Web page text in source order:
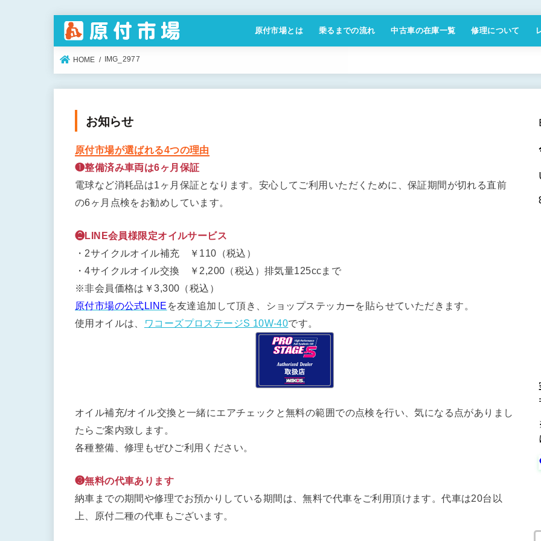
原付市場とは 乗るまでの流れ 中古車の在庫一覧 修理について
HOME IMG_2977
お知らせ
原付市場が選ばれる4つの理由
❶整備済み車両は6ヶ月保証
電球など消耗品は1ヶ月保証となります。安心してご利用いただくために、保証期間が切れる直前
の6ヶ月点検をお勧めしています。
❷LINE会員様限定オイルサービス
・2サイクルオイル補充 ￥110（税込）
・4サイクルオイル交換 ￥2,200（税込）排気量125ccまで
※非会員価格は￥3,300（税込）
原付市場の公式LINE を友達追加して頂き、ショップステッカーを貼らせていただきます。
使用オイルは、
ワコーズプロステージS 10W-40です。
オイル補充/オイル交換と一緒にエアチェックと無料の範囲での点検を行い、気になる点がありまし
たらご案内致します。
各種整備、修理もぜひご利用ください。
❸無料の代車あります
納車までの期間や修理でお預かりしている期間は、無料で代車をご利用頂けます。代車は20台以
上、原付二種の代車もございます。